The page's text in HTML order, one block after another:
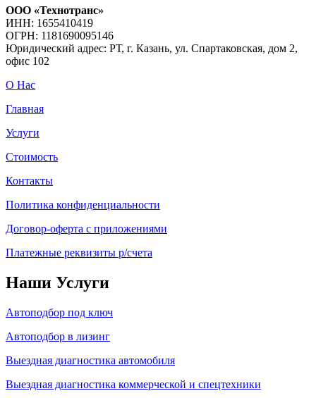
ООО «Технотранс»
ИНН: 1655410419
ОГРН: 1181690095146
Юридический адрес: РТ, г. Казань, ул. Спартаковская, дом 2,
офис 102
О Нас
Главная
Услуги
Стоимость
Контакты
Политика конфиденциальности
Договор-оферта с приложениями
Платежные реквизиты р/счета
Наши Услуги
Автоподбор под ключ
Автоподбор в лизинг
Выездная диагностика автомобиля
Выездная диагностика коммерческой и спецтехники